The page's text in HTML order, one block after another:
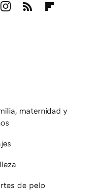
maternidad y
de pelo